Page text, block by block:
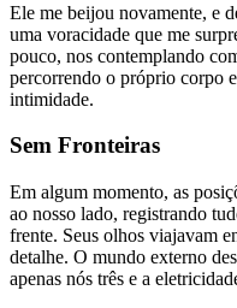
Ele me beijou novamente, e
uma voracidade que me
pouco, nos contemplando
percorrendo o próprio corpo
intimidade.
Sem Fronteiras
Em algum momento, as
ao nosso lado, registrando
frente. Seus olhos viajavam
detalhe. O mundo externo
apenas nós três e a